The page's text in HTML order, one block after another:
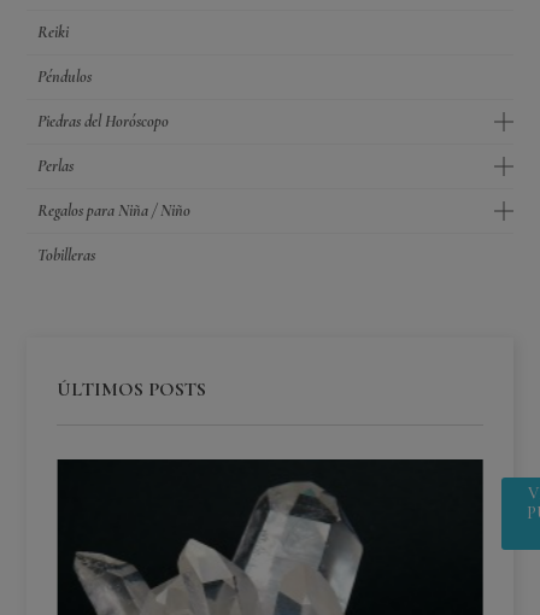
Reiki
Péndulos
Piedras del Horóscopo
Perlas
Regalos para Niña / Niño
Tobilleras
ÚLTIMOS POSTS